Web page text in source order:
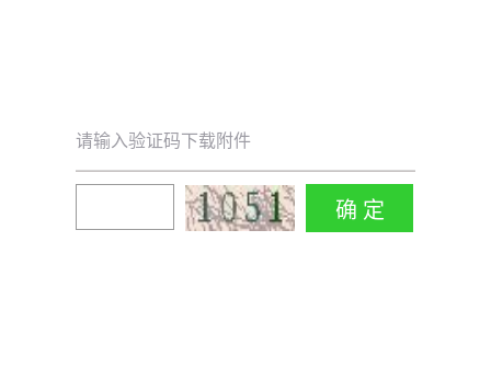
请输入验证码下载附件